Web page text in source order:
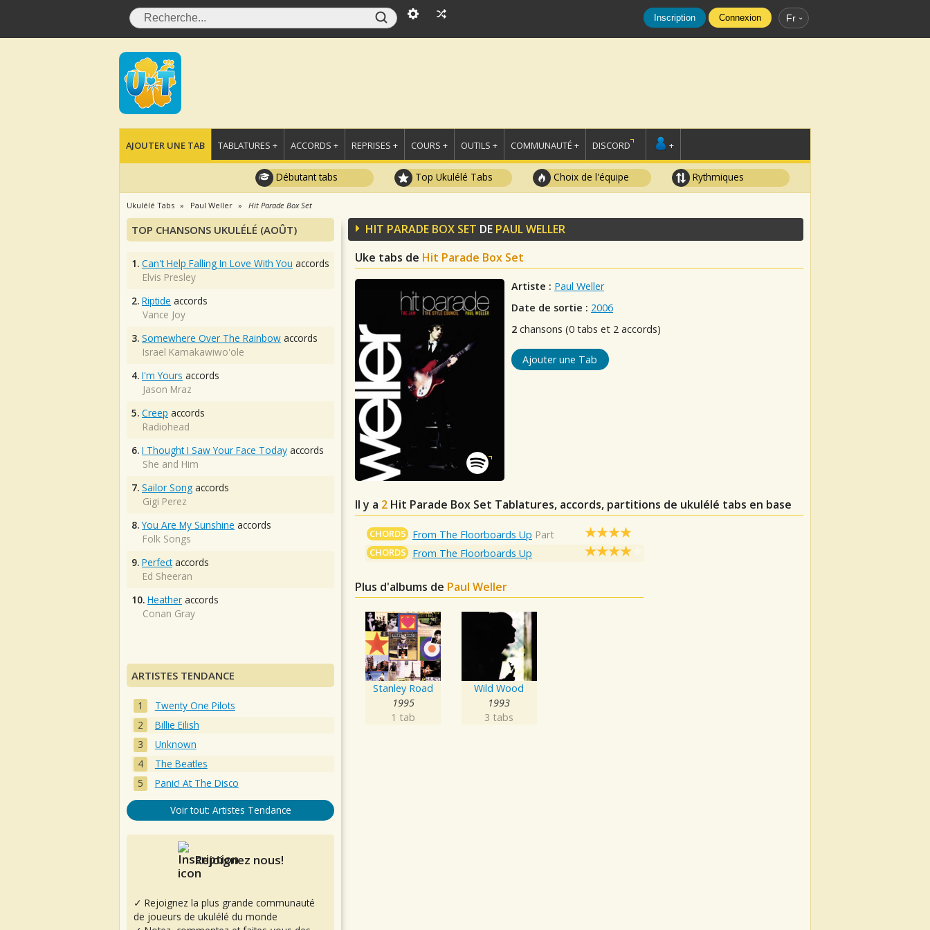
Inscription Connexion Fr
AJOUTER UNE TAB TABLATURES + ACCORDS + REPRISES + COURS + OUTILS + COMMUNAUTÉ + DISCORD +
Débutant tabs Top Ukulélé Tabs Choix de l'équipe Rythmiques
Ukulélé Tabs Paul Weller Hit Parade Box Set
HIT PARADE BOX SET DE PAUL WELLER
Uke tabs de Hit Parade Box Set
Artiste : Paul Weller
Date de sortie : 2006
2 chansons (0 tabs et 2 accords)
Ajouter une Tab
Il y a 2 Hit Parade Box Set Tablatures, accords, partitions de ukulélé tabs en base
CHORDS From The Floorboards Up Part
CHORDS From The Floorboards Up
Plus d'albums de Paul Weller
Stanley Road
1995
1 tab
Wild Wood
1993
3 tabs
TOP CHANSONS UKULÉLÉ (AOÛT)
1. Can't Help Falling In Love With You accords
Elvis Presley
2. Riptide accords
Vance Joy
3. Somewhere Over The Rainbow accords
Israel Kamakawiwo'ole
4. I'm Yours accords
Jason Mraz
5. Creep accords
Radiohead
6. I Thought I Saw Your Face Today accords
She and Him
7. Sailor Song accords
Gigi Perez
8. You Are My Sunshine accords
Folk Songs
9. Perfectaccords
Ed Sheeran
10. Heather accords
Conan Gray
ARTISTES TENDANCE
Twenty One Pilots
Billie Eilish
Unknown
The Beatles
Panic! At The Disco
Voir tout: Artistes Tendance
Rejoignez nous!
✓ Rejoignez la plus grande communauté
de joueurs de ukulélé du monde